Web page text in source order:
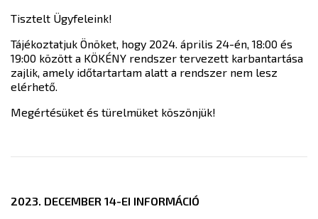
Tisztelt Ügyfeleink!
Tájékoztatjuk Önöket, hogy 2024. április 24-én, 18:00 és
19:00 között a KÖKÉNY rendszer tervezett karbantartása
zajlik, amely időtartartam alatt a rendszer nem lesz
elérhető.
Megértésüket és türelmüket köszönjük!
2023. DECEMBER 14-EI INFORMÁCIÓ